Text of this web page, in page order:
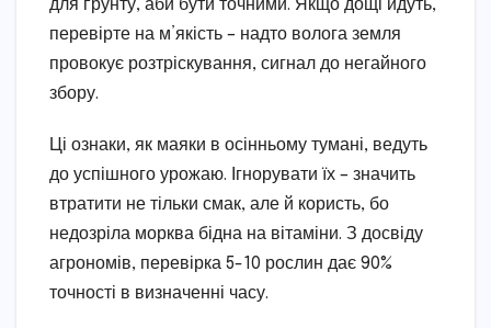
для ґрунту, аби бути точними. Якщо дощі йдуть,
перевірте на м’якість – надто волога земля
провокує розтріскування, сигнал до негайного
збору.
Ці ознаки, як маяки в осінньому тумані, ведуть
до успішного урожаю. Ігнорувати їх – значить
втратити не тільки смак, але й користь, бо
недозріла морква бідна на вітаміни. З досвіду
агрономів, перевірка 5-10 рослин дає 90%
точності в визначенні часу.